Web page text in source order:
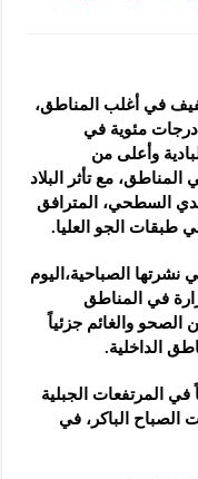
في أغلب المناطق،
في
وأعلى من
في باقي المناطق، مع تأثر البلاد
السطحي، المترافق
طبقات الجو العليا.
نشرتها الصباحية،اليوم
في المناطق
الصحو والغائم جزئياً
الداخلية.
في المرتفعات الجبلية
الباكر، في